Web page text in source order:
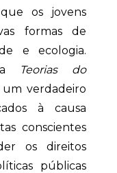
os jovens
formas de
e ecologia.
Teorias do
verdadeiro
à causa
conscientes
os direitos
públicas